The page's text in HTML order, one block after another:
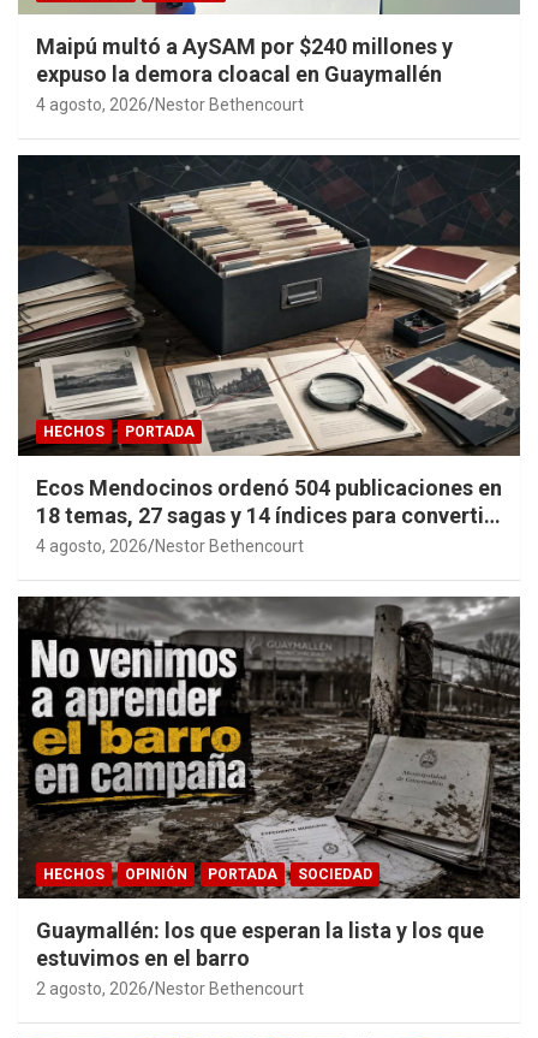
Maipú multó a AySAM por $240 millones y
expuso la demora cloacal en Guaymallén
4 agosto, 2026 Nestor Bethencourt
HECHOS PORTADA
Ecos Mendocinos ordenó 504 publicaciones en
18 temas, 27 sagas y 14 índices para convertir
años de investigación en memoria pública
4 agosto, 2026 Nestor Bethencourt
HECHOS OPINIÓN PORTADA SOCIEDAD
Guaymallén: los que esperan la lista y los que
estuvimos en el barro
2 agosto, 2026 Nestor Bethencourt